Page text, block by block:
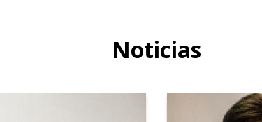
Noticias